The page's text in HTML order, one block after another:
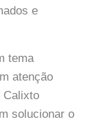
e
tema
atenção
Calixto
solucionar o